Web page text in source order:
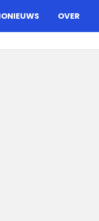
OVER